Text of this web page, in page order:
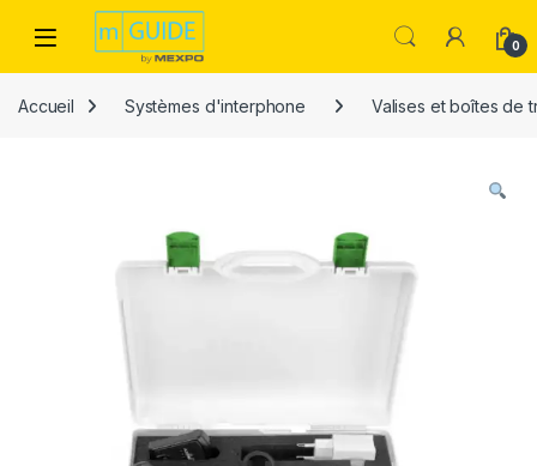
Skip to navigation
Skip to content
Open 0
Accueil Systèmes d'interphone Valises et boîtes de